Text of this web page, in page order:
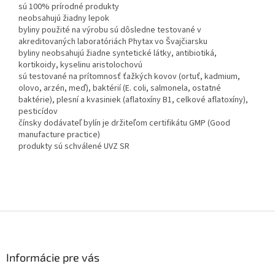
sú 100% prírodné produkty
neobsahujú žiadny lepok
byliny použité na výrobu sú dôsledne testované v
akreditovaných laboratóriách Phytax vo Švajčiarsku
byliny neobsahujú žiadne syntetické látky, antibiotiká,
kortikoidy, kyselinu aristolochovú
sú testované na prítomnosť ťažkých kovov (ortuť, kadmium,
olovo, arzén, meď), baktérií (E. coli, salmonela, ostatné
baktérie), plesní a kvasiniek (aflatoxíny B1, celkové aflatoxíny),
pesticídov
čínsky dodávateľ bylín je držiteľom certifikátu GMP (Good
manufacture practice)
produkty sú schválené UVZ SR
Informácie pre vás